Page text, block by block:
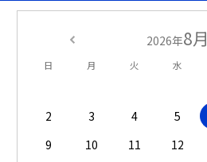
2026年8月
日 月 火 水
2
3 4 5
9
10 11 12